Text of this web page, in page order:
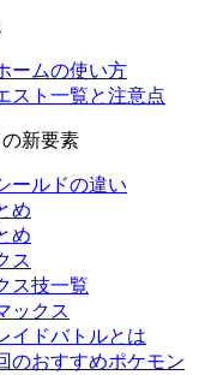
ームの使い方
スト一覧と注意点
新要素
ールドの違い
め
め
ス
ス技一覧
ックス
イドバトルとは
のおすすめポケモン